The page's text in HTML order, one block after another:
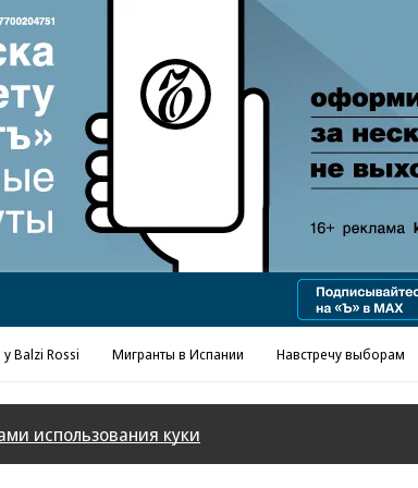
Реклама в «Ъ» www.kommersant.ru/ad
Balzi Rossi Мигранты в Испании Навстречу выборам
использования куки